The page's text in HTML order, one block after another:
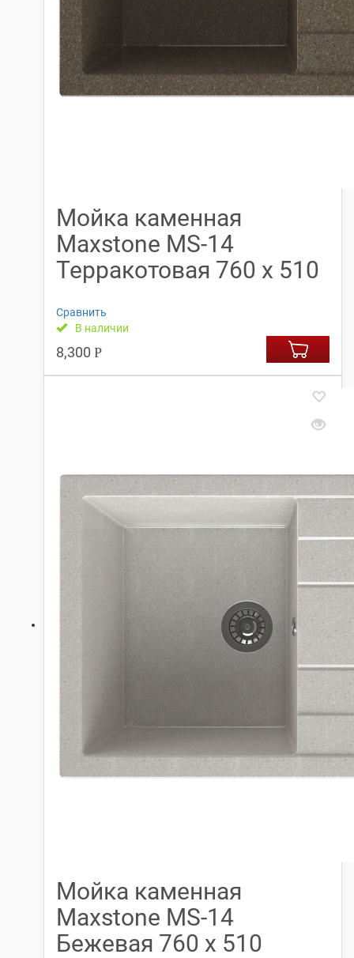
Мойка каменная
Maxstone МS-14
Терракотовая 760 х 510
Сравнить
В наличии
8,300 Р
Мойка каменная
Maxstone МS-14
Бежевая 760 х 510